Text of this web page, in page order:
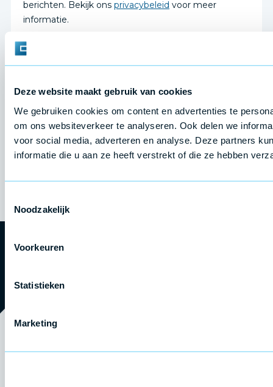
Deze website maakt gebruik van cookies
We gebruiken cookies om content en advertenties te
om ons websiteverkeer te analyseren. Ook delen we
voor social media, adverteren en analyse. Deze partners
informatie die u aan ze heeft verstrekt of die ze hebben
Noodzakelijk
Voorkeuren
Statistieken
Marketing